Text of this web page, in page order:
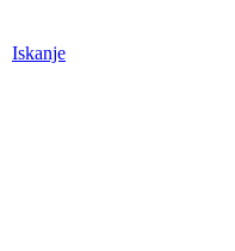
Iskanje